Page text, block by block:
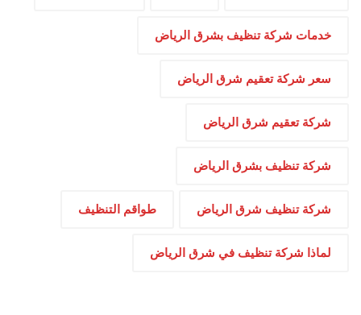
خدمات شركة تنظيف بشرق الرياض
سعر شركة تعقيم شرق الرياض
شركة تعقيم شرق الرياض
شركة تنظيف بشرق الرياض
شركة تنظيف شرق الرياض طواقم التنظيف
لماذا شركة تنظيف في شرق الرياض